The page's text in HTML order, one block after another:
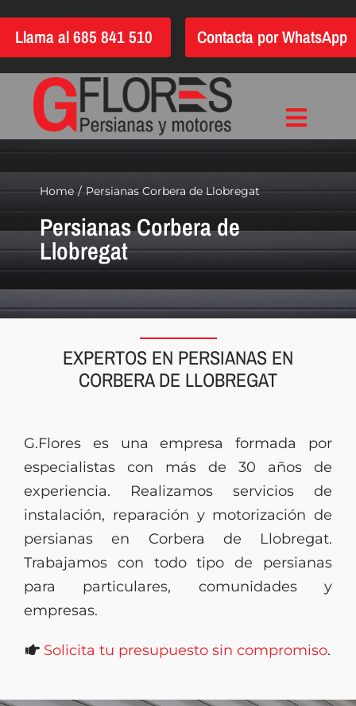
contenido
Llama al 685 841 510 Contacta por WhatsApp
Toggle
Instalación
Reparación
Motorización
Automatización
Persianas
Quiénes somos
Presupuesto
Home Persianas Corbera de Llobregat
Persianas Corbera de
Llobregat
EXPERTOS EN PERSIANAS EN
CORBERA DE LLOBREGAT
G.Flores es una empresa formada por
especialistas con más de 30 años de
experiencia. Realizamos servicios de
instalación, reparación y motorización de
persianas en Corbera de Llobregat.
Trabajamos con todo tipo de persianas
para particulares, comunidades y
empresas.
Solicita tu presupuesto sin compromiso.